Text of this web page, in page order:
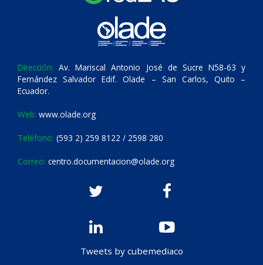
Dirección: Av. Mariscal Antonio José de Sucre N58-63 y
Fernández Salvador Edif. Olade – San Carlos, Quito –
Ecuador.
Web: www.olade.org
Teléfono: (593 2) 259 8122 / 2598 280
Correo: centro.documentacion@olade.org
Tweets by cubemediaco